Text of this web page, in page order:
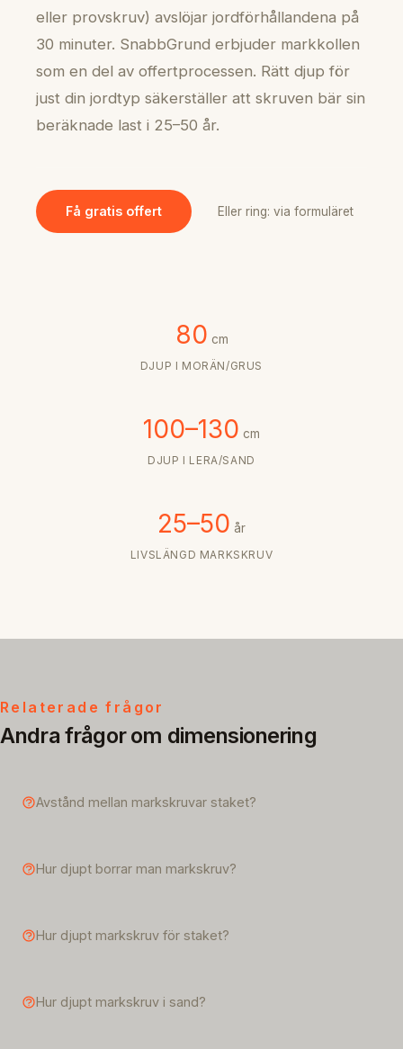
eller provskruv) avslöjar jordförhållandena på
30 minuter. SnabbGrund erbjuder markkollen
som en del av offertprocessen. Rätt djup för
just din jordtyp säkerställer att skruven bär sin
beräknade last i 25–50 år.
Få gratis offert Eller ring: via formuläret
80 cm
DJUP I MORÄN/GRUS
100–130 cm
DJUP I LERA/SAND
25–50 år
LIVSLÄNGD MARKSKRUV
Relaterade frågor
Andra frågor om dimensionering
Avstånd mellan markskruvar staket?
Hur djupt borrar man markskruv?
Hur djupt markskruv för staket?
Hur djupt markskruv i sand?